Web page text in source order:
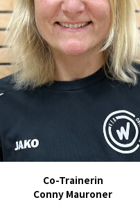
Co-Trainerin
Conny Mauroner